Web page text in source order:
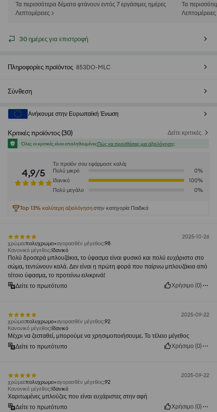
Τα περισσότερα δέματα φτάνουν εντός 7 εργάσιμες ημέρες
Λεπτομέρειες >
Τα
Λεπτομέρειες
30 ημέρες για επιστροφή
Πληροφορίες προϊόντος 853DO-MLC
Σύνθεση
Ανήκουμε στην Ευρωπαϊκή Ένωση
Κριτικές προϊόντος(30) Δείτε κριτικές
Όλες οι κριτικές είναι επαληθευμένεςΠώς να προσθέσεις μια αξιολόγηση;
4,9/5
Το προϊόν σου εφάρμοσε καλά;
Πολύ μικρό
0%
Ιδανικό
100%
Πολύ μεγάλο
0%
Top 13% καλύτερη αξιολόγησηστην κατηγορία Παιδικά
2025-10-26
χρώμα:πολυχρωμο αγορασθέν μέγεθος:98
Κανονικό μέγεθος:Ιδανικό
Πολύ δροσερά μπλουζάκια, το ύφασμα είναι φυσικό και πολύ ευχάριστο στο
σώμα, τεντώνουν καλά. Δεν είναι η πρώτη φορά που παίρνω μπλουζάκια από
τέτοιο ύφασμα, το προτείνω ειλικρινά!
Δείτε το πρωτότυπο
Χρήσιμο (0)
2025-09-22
χρώμα:πολυχρωμο αγορασθέν μέγεθος:92
Κανονικό μέγεθος:Ιδανικό
Μέχρι να ζεσταθεί, μπορούμε να χρησιμοποιήσουμε. Το τέλειο μέγεθος
Δείτε το πρωτότυπο
Χρήσιμο (0)
2025-09-22
χρώμα:πολυχρωμο αγορασθέν μέγεθος:92
Κανονικό μέγεθος:Ιδανικό
Χαριτωμένες μπλούζες που είναι ευχάριστες στην αφή
Δείτε το πρωτότυπο
Χρήσιμο (0)